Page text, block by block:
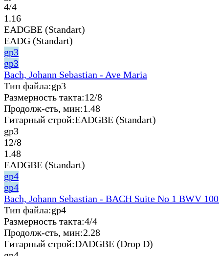
4/4
1.16
EADGBE (Standart)
EADG (Standart)
gp3
gp3
Bach, Johann Sebastian - Ave Maria
Тип файла:gp3
Размерность такта:12/8
Продолж-сть, мин:1.48
Гитарный строй:EADGBE (Standart)
gp3
12/8
1.48
EADGBE (Standart)
gp4
gp4
Bach, Johann Sebastian - BACH Suite No 1 BWV
Тип файла:gp4
Размерность такта:4/4
Продолж-сть, мин:2.28
Гитарный строй:DADGBE (Drop D)